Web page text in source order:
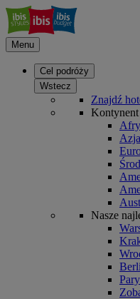
Menu
Cel podróży
Wstecz
Znajdź
Kontynent
Azja
Nasze